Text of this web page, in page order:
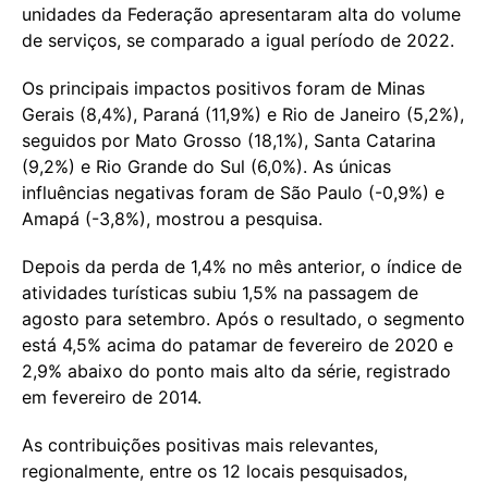
unidades da Federação apresentaram alta do volume
de serviços, se comparado a igual período de 2022.
Os principais impactos positivos foram de Minas
Gerais (8,4%), Paraná (11,9%) e Rio de Janeiro (5,2%),
seguidos por Mato Grosso (18,1%), Santa Catarina
(9,2%) e Rio Grande do Sul (6,0%). As únicas
influências negativas foram de São Paulo (-0,9%) e
Amapá (-3,8%), mostrou a pesquisa.
Depois da perda de 1,4% no mês anterior, o índice de
atividades turísticas subiu 1,5% na passagem de
agosto para setembro. Após o resultado, o segmento
está 4,5% acima do patamar de fevereiro de 2020 e
2,9% abaixo do ponto mais alto da série, registrado
em fevereiro de 2014.
As contribuições positivas mais relevantes,
regionalmente, entre os 12 locais pesquisados,